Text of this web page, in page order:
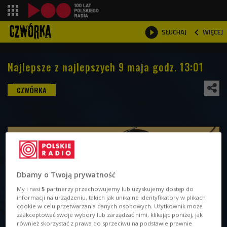
 SŁUCHAJ  WIĘCEJ

Najlepsze z najlepszych 9 maja godz. 13:01
Dbamy o Twoją prywatność
My i nasi5 partnerzy przechowujemy lub uzyskujemy dostęp do
informacji na urządzeniu, takich jak unikalne identyfikatory w plikach
cookie w celu przetwarzania danych osobowych. Użytkownik może
zaakceptować swoje wybory lub zarządzać nimi, klikając poniżej, jak
również skorzystać z prawa do sprzeciwu na podstawie prawnie